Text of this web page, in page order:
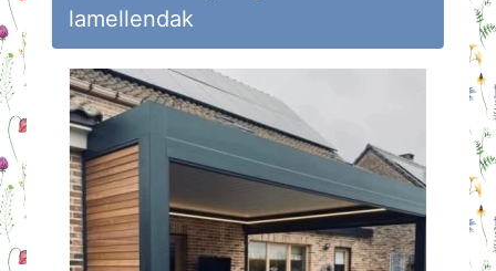
lamellendak